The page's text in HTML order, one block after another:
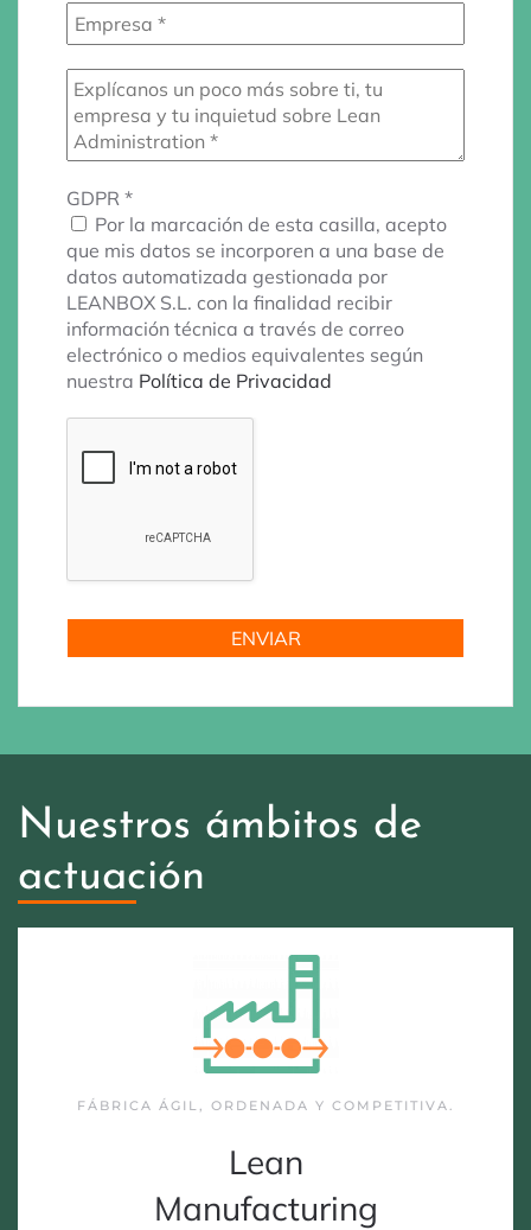
GDPR *
Por la marcación de esta casilla, acepto
que mis datos se incorporen a una base de
datos automatizada gestionada por
LEANBOX S.L. con la finalidad recibir
información técnica a través de correo
electrónico o medios equivalentes según
nuestra Política de Privacidad
Nuestros ámbitos de
actuación
FÁBRICA ÁGIL, ORDENADA Y COMPETITIVA.
Lean
Manufacturing